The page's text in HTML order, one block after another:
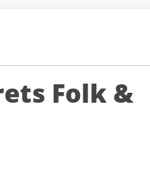
Folk &